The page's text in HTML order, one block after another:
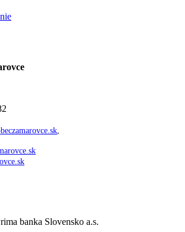
banka Slovensko a.s.